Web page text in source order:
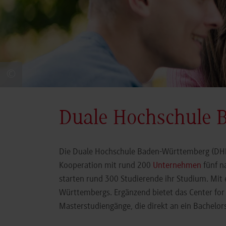
Duale Hochschule
Die Duale Hochschule Baden-Württemberg
Kooperation mit rund 200 Unternehmen fünf
starten rund 300 Studierende ihr Studium. Mit
Württembergs. Ergänzend bietet das Center
Masterstudiengänge, die direkt an ein